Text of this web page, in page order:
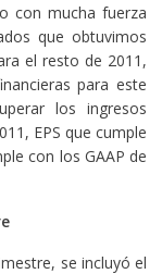
con mucha fuerza
que obtuvimos
el resto de 2011,
para este
los ingresos
EPS que cumple
con los GAAP de
se incluyó el